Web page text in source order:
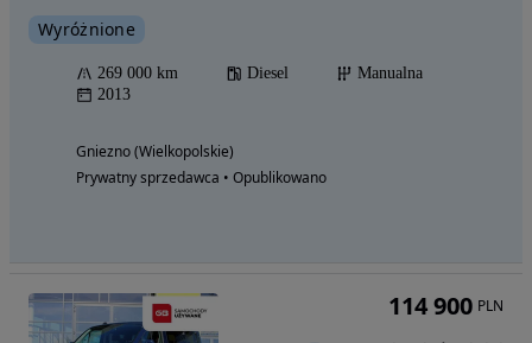
Wyróżnione
269 000 km Diesel
Manualna
2013
Gniezno (Wielkopolskie)
Prywatny sprzedawca • Opublikowano
114 900 PLN